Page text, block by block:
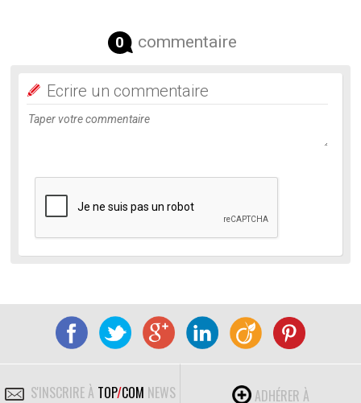
0 commentaire
Ecrire un commentaire
S'INSCRIRE À TOP/COM NEWS
ADHÉRER À